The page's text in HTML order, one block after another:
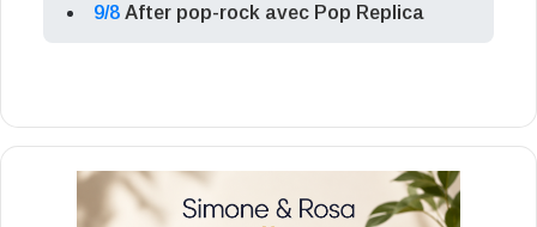
9/8 After pop-rock avec Pop Replica